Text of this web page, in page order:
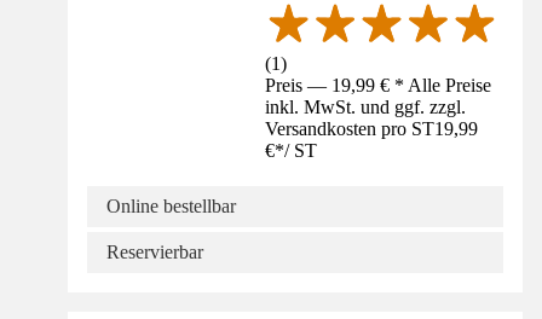
(1)
Preis — 19,99 € * Alle Preise
inkl. MwSt. und ggf. zzgl.
Versandkosten pro ST19,99
€*/ ST
Online bestellbar
Reservierbar